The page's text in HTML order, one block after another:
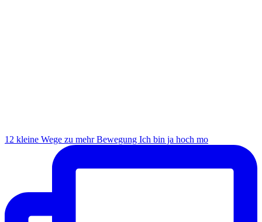
12 kleine Wege zu mehr Bewegung Ich bin ja hoch mo